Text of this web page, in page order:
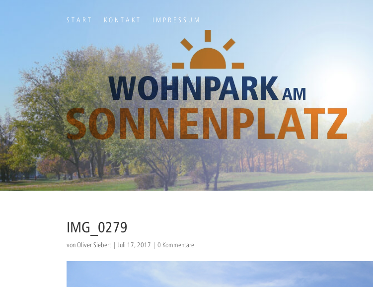
Ihr Titel
Your content goes here. Edit or remove this text inline or in the module Content settings. You can also style every aspect
module Advanced settings.
START KONTAKT IMPRESSUM
IMG_0279
vonOliver Siebert | Juli 17, 2017 |0 Kommentare